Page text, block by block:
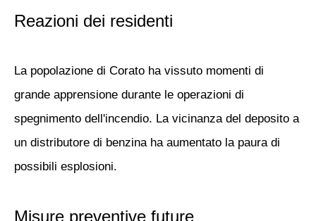
Reazioni dei residenti
La popolazione di Corato ha vissuto momenti di
grande apprensione durante le operazioni di
spegnimento dell'incendio. La vicinanza del deposito a
un distributore di benzina ha aumentato la paura di
possibili esplosioni.
Misure preventive future